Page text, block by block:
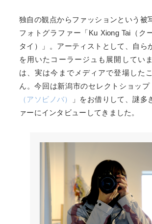
独自の観点からファッションという被
フォトグラファー「Ku Xiong Tai（ク
タイ）」。アーティストとして、自ら
を用いたコーラージュも展開してい
は、実は今までメディアで登場した
ん。今回は新潟市のセレクトショップ
（アソビノバ）
」をお借りして、謎多
ァーにインタビューしてきました。